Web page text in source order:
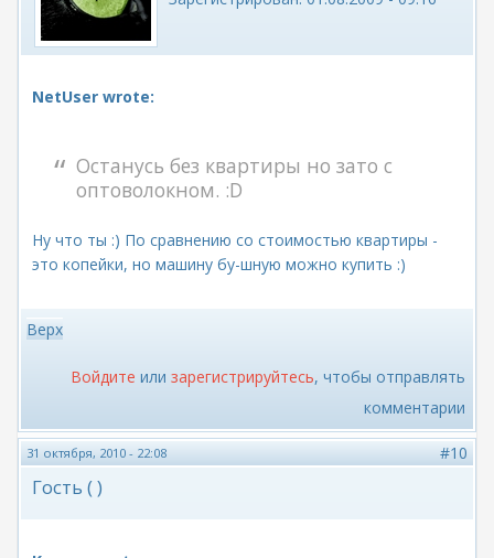
NetUser wrote:
Останусь без квартиры но зато с
оптоволокном. :D
Ну что ты :) По сравнению со стоимостью квартиры -
это копейки, но машину бу-шную можно купить :)
Верх
Войдите или зарегистрируйтесь, чтобы отправлять
комментарии
31 октября, 2010 - 22:08 #10
Гость ( )